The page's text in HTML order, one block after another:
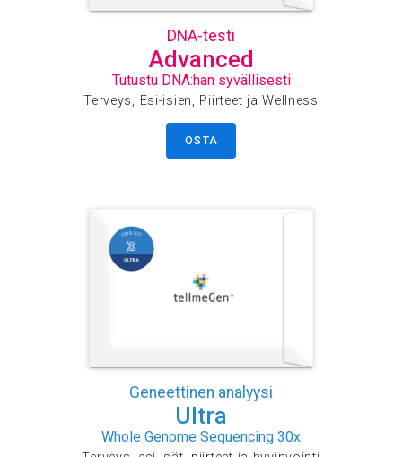
DNA-testi
Advanced
Tutustu DNA:han syvällisesti
Terveys, Esi-isien, Piirteet ja Wellness
OSTA
Geneettinen analyysi
Ultra
Whole Genome Sequencing 30x